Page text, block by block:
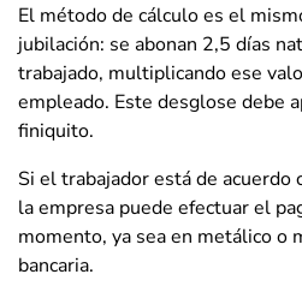
El método de cálculo es el
jubilación: se abonan 2,5 días
trabajado, multiplicando ese
empleado. Este desglose debe
finiquito.
Si el trabajador está de acuerdo
la empresa puede efectuar el
momento, ya sea en metálico o
bancaria.